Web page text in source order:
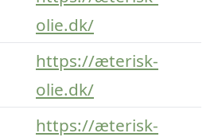
olie.dk/
https://æterisk-
olie.dk/
https://æterisk-